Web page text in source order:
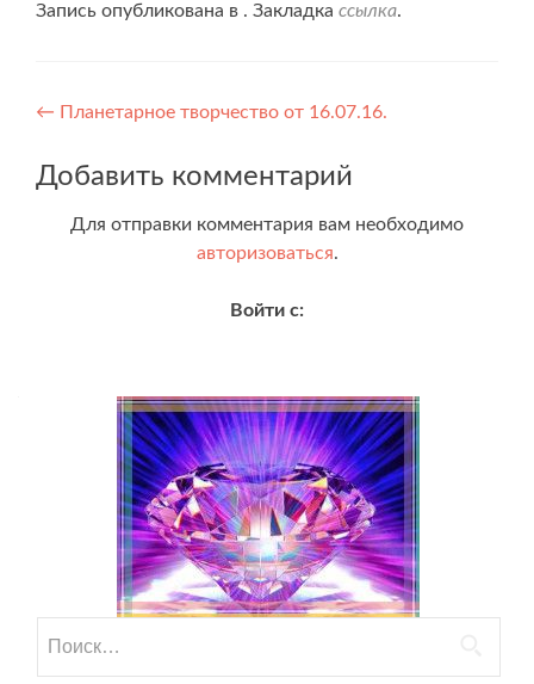
Запись опубликована в . Закладка ссылка.
Навигация
по
записям
← Планетарное творчество от 16.07.16.
Добавить комментарий
Для отправки комментария вам необходимо
авторизоваться.
Войти с: